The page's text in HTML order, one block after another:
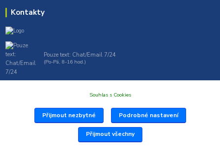
Kontakty
Pouze text: Chat/Email 7/24
(Po-Pá, 8-16 hod.)
Souhlas s Cookies
Přijmout nezbytné Podrobné nastavení
Přijmout všechny